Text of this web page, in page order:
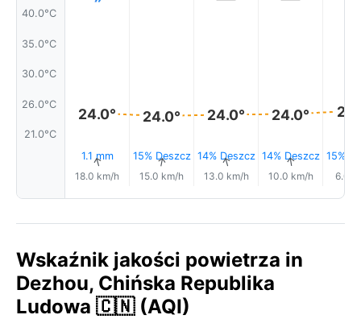
40.0°C
35.0°C
30.0°C
26.0°C
21.0°C
24.0°
1.1 mm
↑
18.0 km/h
24.0°
15% Deszcz
↑
15.0 km/h
24.0°
14% Deszcz
↑
13.0 km/h
24.0°
14% Deszcz
↑
10.0 km/h
15%
6.0
Wskaźnik jakości powietrza in
Dezhou, Chińska Republika
Ludowa 🇨🇳 (AQI)